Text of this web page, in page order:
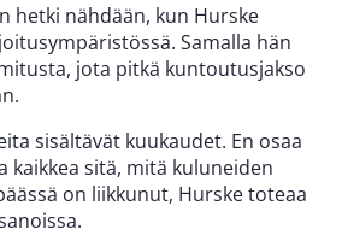
hetki nähdään, kun Hurske
Samalla hän
jota pitkä kuntoutusjakso
sisältävät kuukaudet. En osaa
kaikkea sitä, mitä kuluneiden
on liikkunut, Hurske toteaa